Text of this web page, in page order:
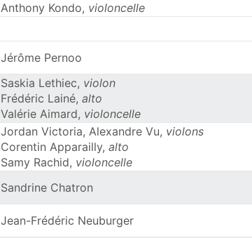
Anthony Kondo, violoncelle
Jérôme Pernoo
Saskia Lethiec, violon
Frédéric Lainé, alto
Valérie Aimard, violoncelle
Jordan Victoria, Alexandre Vu, violons
Corentin Apparailly, alto
Samy Rachid, violoncelle
Sandrine Chatron
Jean-Frédéric Neuburger